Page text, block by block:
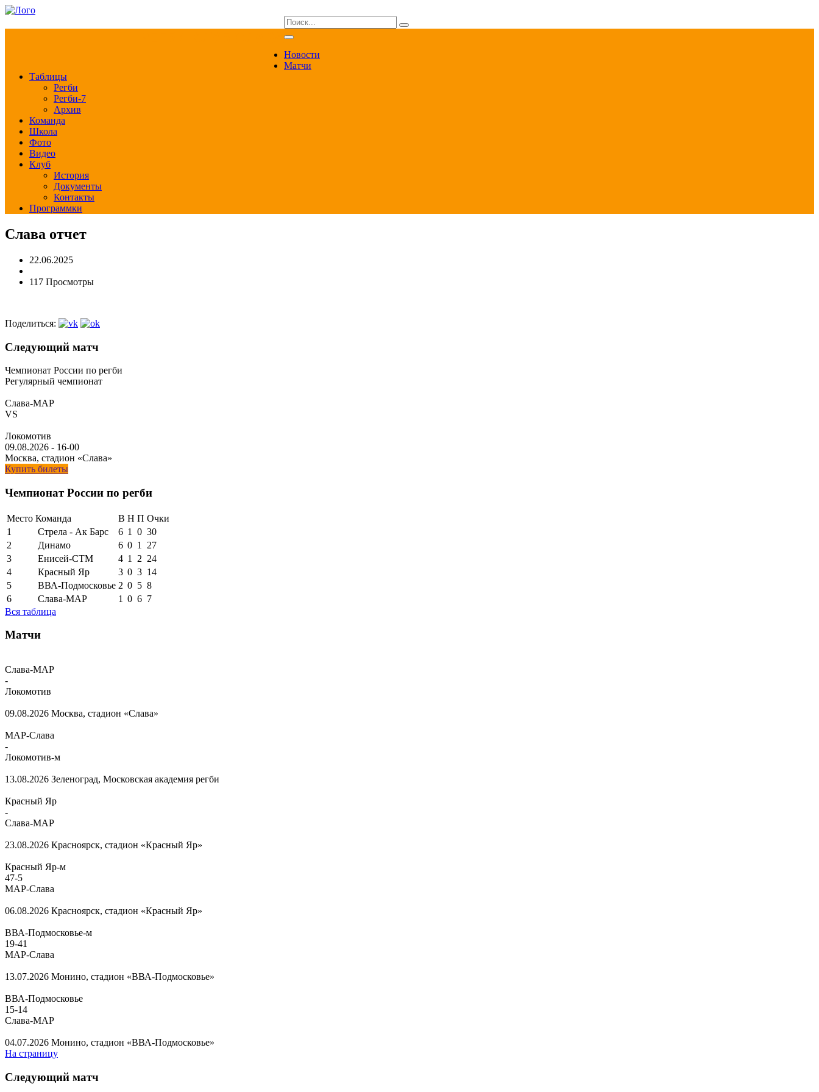
Новости
Матчи
Таблицы
Регби
Регби-7
Архив
Команда
Школа
Фото
Видео
Клуб
История
Документы
Контакты
Программки
Слава отчет
22.06.2025
117 Просмотры
Поделиться:
Следующий матч
Чемпионат России по регби
Регулярный чемпионат
Слава-МАР
VS
Локомотив
09.08.2026 - 16-00
Москва, стадион «Слава»
Купить билеты
Чемпионат России по регби
Место Команда В Н П Очки
1
Стрела - Ак Барс 6 1 0 30
2
Динамо 6 0 1
27
3
Енисей-СТМ 4 1 2 24
4
Красный Яр 3 0 3 14
5
ВВА-Подмосковье 2 0 5 8
6
Слава-МАР 1 0 6 7
Вся таблица
Матчи
Слава-МАР
-
Локомотив
09.08.2026 Москва, стадион «Слава»
МАР-Слава
-
Локомотив-м
13.08.2026 Зеленоград, Московская академия регби
Красный Яр
-
Слава-МАР
23.08.2026 Красноярск, стадион «Красный Яр»
Красный Яр-м
47-5
МАР-Слава
06.08.2026 Красноярск, стадион «Красный Яр»
ВВА-Подмосковье-м
19-41
МАР-Слава
13.07.2026 Монино, стадион «ВВА-Подмосковье»
ВВА-Подмосковье
15-14
Слава-МАР
04.07.2026 Монино, стадион «ВВА-Подмосковье»
На страницу
Следующий матч